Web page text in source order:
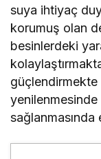
suya ihtiyaç
korumuş olan
besinlerdeki
sağlanmasında